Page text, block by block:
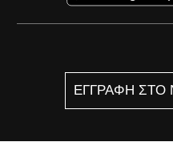
ΕΓΓΡΑΦΗ ΣΤΟ